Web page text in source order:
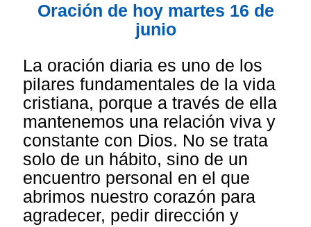
Oración de hoy martes 16 de
junio
La oración diaria es uno de los
pilares fundamentales de la vida
cristiana, porque a través de ella
mantenemos una relación viva y
constante con Dios. No se trata
solo de un hábito, sino de un
encuentro personal en el que
abrimos nuestro corazón para
agradecer, pedir dirección y